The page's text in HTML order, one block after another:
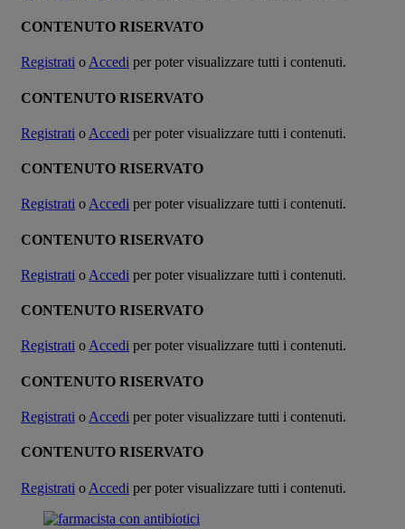
CONTENUTO RISERVATO
Registrati o Accedi per poter visualizzare tutti i contenuti.
CONTENUTO RISERVATO
Registrati o Accedi per poter visualizzare tutti i contenuti.
CONTENUTO RISERVATO
Registrati o Accedi per poter visualizzare tutti i contenuti.
CONTENUTO RISERVATO
Registrati o Accedi per poter visualizzare tutti i contenuti.
CONTENUTO RISERVATO
Registrati oAccedi per poter visualizzare tutti i contenuti.
CONTENUTO RISERVATO
Registrati o Accedi per poter visualizzare tutti i contenuti.
CONTENUTO RISERVATO
Registrati o Accedi per poter visualizzare tutti i contenuti.